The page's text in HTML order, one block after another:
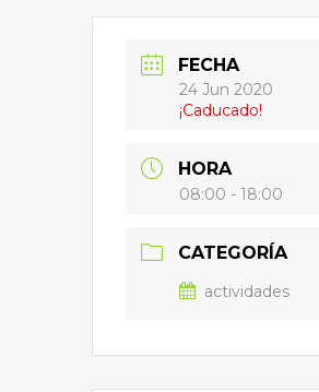
FECHA
24 Jun 2020
¡Caducado!
HORA
08:00 - 18:00
CATEGORÍA
actividades